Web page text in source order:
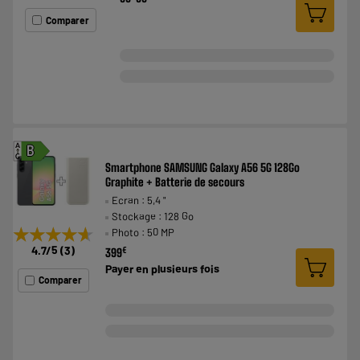
Comparer
B
A
G
★★★★★
★★★★★
4.7/5 (3)
Comparer
Smartphone SAMSUNG Galaxy A56 5G 128Go
Graphite + Batterie de secours
Ecran : 5,4 "
Stockage : 128 Go
Photo : 50 MP
399€
Payer en plusieurs fois